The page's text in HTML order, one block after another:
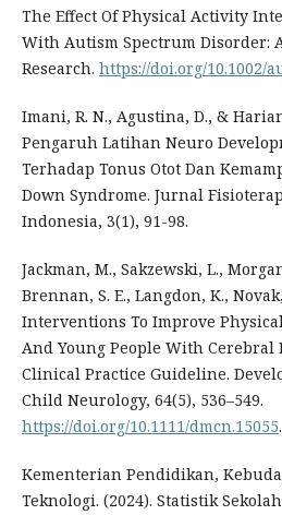
The Effect Of Physical Activity
With Autism Spectrum Disorder:
Research. https://doi.org/10.1002/
Imani, R. N., Agustina, D., &
Pengaruh Latihan Neuro
Terhadap Tonus Otot Dan
Down Syndrome. Jurnal
Indonesia, 3(1), 91-98.
Jackman, M., Sakzewski, L.,
Brennan, S. E., Langdon, K.,
Interventions To Improve
And Young People With
Clinical Practice Guideline.
Child Neurology, 64(5), 536–549.
https://doi.org/10.1111/dmcn.15055.
Kementerian Pendidikan,
Teknologi. (2024). Statistik